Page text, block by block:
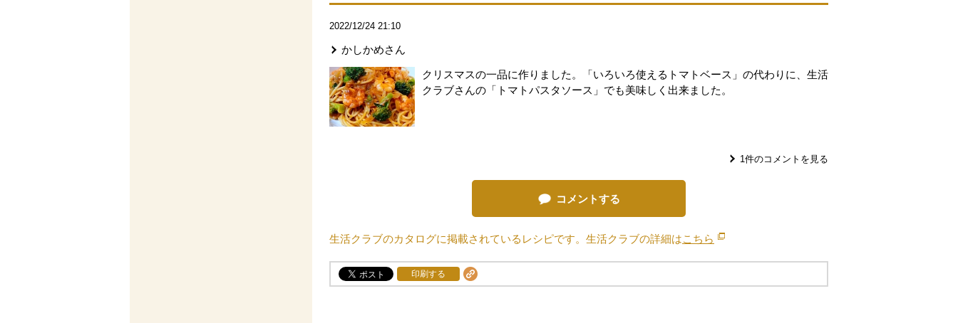
2022/12/24 21:10
かしかめさん
クリスマスの一品に作りました。「いろいろ使えるトマトベース」の代わりに、生活
クラブさんの「トマトパスタソース」でも美味しく出来ました。
1件のコメントを見る
コメントする
生活クラブのカタログに掲載されているレシピです。生活クラブの詳細はこちら 別のウィンドウで開きます。
印刷する